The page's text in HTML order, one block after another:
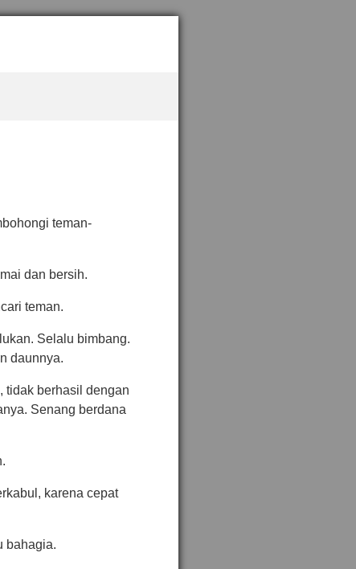
teman-
dan bersih.
teman.
Selalu bimbang.
daunnya.
tidak berhasil dengan
Senang berdana
karena cepat
bahagia.